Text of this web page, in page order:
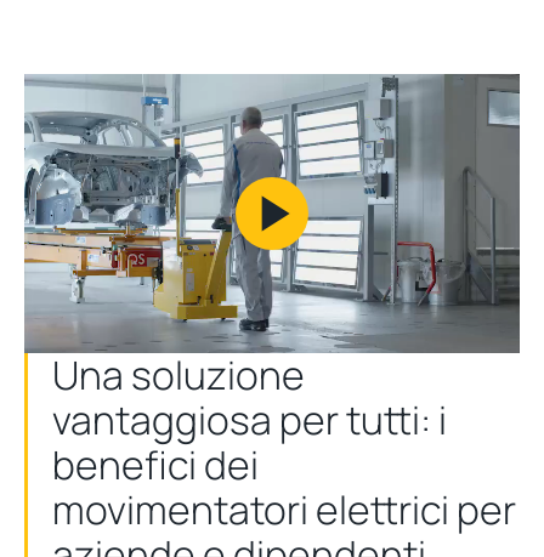
Play
Video
Una soluzione
vantaggiosa per tutti: i
benefici dei
movimentatori elettrici per